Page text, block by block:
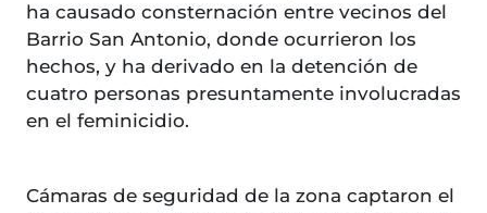
ha causado consternación entre vecinos del
Barrio San Antonio, donde ocurrieron los
hechos, y ha derivado en la detención de
cuatro personas presuntamente involucradas
en el feminicidio.
Cámaras de seguridad de la zona captaron el